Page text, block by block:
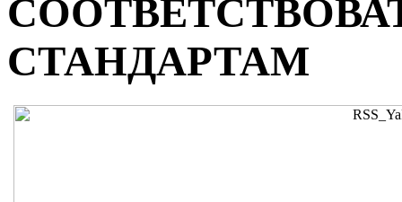
СТАНДАРТАМ